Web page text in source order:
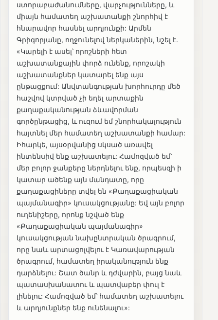
ստորաբաժանումները, վարչությունները, և
միայն համատեղ աշխատանքի շնորհիվ է
հնարավոր հասնել արդյունքի: Արմեն
Գրիգորյանը, ողջունելով ներկաներին, նշել է.
«Կարելի է ասել՝ որոշների հետ
աշխատանքային փորձ ունենք, որոշակի
աշխատանքներ կատարել ենք այս
ընթացքում: Անվտանգության խորհուրդը մեծ
հաշվով կտրված չի եղել արտաքին
քաղաքականության ձևավորման
գործընթացից, և ուզում եմ շնորհակալություն
հայտնել մեր համատեղ աշխատանքի համար:
Իհարկե, այսօրվանից սկսած առավել
ինտենսիվ ենք աշխատելու: Համոզված եմ՝
մեր բոլոր ջանքերը ներդնելու ենք, որպեսզի ի
կատար ածենք այն մանդատը, որը
քաղաքացիները տվել են «Քաղաքացիական
պայմանագիր» կուսակցությանը: Եվ այն բոլոր
ուղենիշերը, որոնք նշված ենք
«Քաղաքացիական պայմանագիր»
կուսակցության նախընտրական ծրագրում,
որը նաև արտացոլվելու է Կառավարության
ծրագրում, համատեղ իրականություն ենք
դարձնելու: Շատ ծանր և դժվարին, բայց նաև
պատասխանատու և պատվաբեր փուլ է
լինելու: Համոզված եմ՝ համատեղ աշխատելու
և արդյունքներ ենք ունենալու»: